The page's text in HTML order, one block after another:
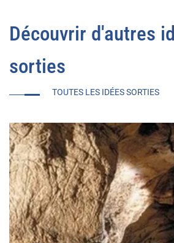
Découvrir d'autres
sorties
TOUTES LES IDÉES SORTIES